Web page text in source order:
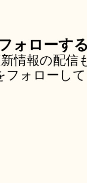
ォローす
情報の配
フォローし